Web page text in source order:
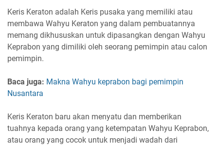
Keris Keraton adalah Keris pusaka yang memiliki atau
membawa Wahyu Keraton yang dalam pembuatannya
memang dikhususkan untuk dipasangkan dengan Wahyu
Keprabon yang dimiliki oleh seorang pemimpin atau calon
pemimpin.
Baca juga: Makna Wahyu keprabon bagi pemimpin
Nusantara
Keris Keraton baru akan menyatu dan memberikan
tuahnya kepada orang yang ketempatan Wahyu Keprabon,
atau orang yang cocok untuk menjadi wadah dari